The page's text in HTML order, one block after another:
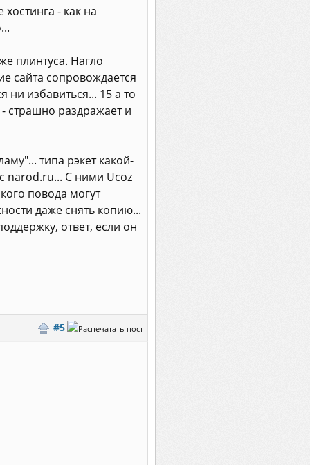
- как на
плинтуса. Нагло
сайта сопровождается
избавиться... 15 а то
страшно раздражает и
типа рэкет какой-
narod.ru... С ними Ucoz
повода могут
даже снять копию...
ответ, если он
#5